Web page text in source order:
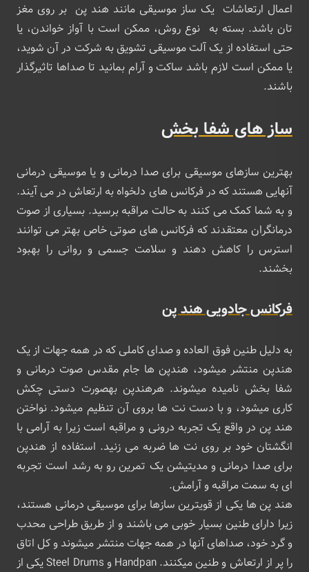
اعمال ارتعاشات یک ساز موسیقی مانند هند پن بر روی مغز
تان باشد. بسته به نوع روش، ممکن است با آواز خواندن، یا
حتی استفاده از یک آلت موسیقی تشویق به شرکت در آن شوید،
یا ممکن است لازم باشد ساکت و آرام بمانید تا صداها تاثیرگذار
باشند.
ساز های شفا بخش
بهترین سازهای موسیقی برای صدا درمانی و یا موسیقی درمانی
آنهایی هستند که در فرکانس های دلخواه به ارتعاش در می آیند.
و به شما کمک می کنند به حالت مراقبه برسید. بسیاری از صوت
درمانگران معتقدند که فرکانس های صوتی خاص بهتر می توانند
استرس را کاهش دهند و سلامت جسمی و روانی را بهبود
بخشند.
فرکانس جادویی هند پن
به دلیل طنین فوق العاده و صدای کاملی که در همه جهات از یک
هندپن منتشر میشود، هندپن ها جام مقدس صوت درمانی و
شفا بخش نامیده میشوند. هرهندپن بهصورت دستی چکش
کاری میشود، و با دست نت ها بروی آن تنظیم میشود. نواختن
هند پن در واقع یک تجربه درونی و مراقبه است زیرا به آرامی با
انگشتان خود بر روی نت ها ضربه می زنید. استفاده از هندپن
برای صدا درمانی و مدیتیشن یک تمرین رو به رشد است تجربه
ای به سمت مراقبه و آرامش.
هند پن ها یکی از قویترین سازها برای موسیقی درمانی هستند،
زیرا دارای طنین بسیار خوبی می باشند و از طریق طراحی محدب
و گرد خود، صداهای آنها در همه جهات منتشر میشوند و کل اتاق
را پر از ارتعاش و طنین میکنند. Handpan و Steel Drums یکی از